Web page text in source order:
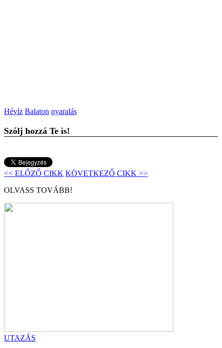
Hévíz Balaton nyaralás
Szólj hozzá Te is!
<< ELŐZŐ CIKK KÖVETKEZŐ CIKK >>
OLVASS TOVÁBB!
UTAZÁS